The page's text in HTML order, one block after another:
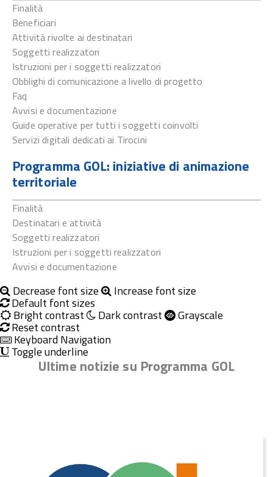
Finalità
Beneficiari
Attività rivolte ai destinatari
Soggetti realizzatori
Istruzioni per i soggetti realizzatori
Obblighi di comunicazione a livello di progetto
Faq
Avvisi e documentazione
Guide operative per tutti i soggetti coinvolti
Servizi digitali dedicati ai Tirocini
Programma GOL: iniziative di animazione
territoriale
Finalità
Destinatari e attività
Soggetti realizzatori
Istruzioni per i soggetti realizzatori
Avvisi e documentazione
Decrease font size Increase font size
Default font sizes
Bright contrast Dark contrast Grayscale
Reset contrast
Keyboard Navigation
Toggle underline
Ultime notizie su Programma GOL